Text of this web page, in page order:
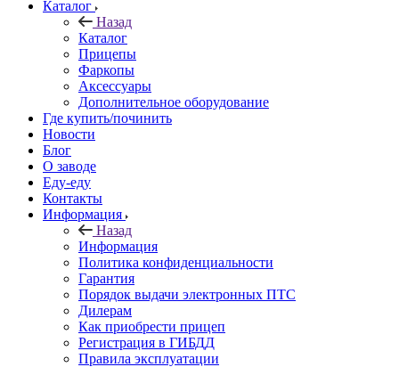
Каталог
Назад
Каталог
Прицепы
Фаркопы
Аксессуары
Дополнительное оборудование
Где купить/починить
Новости
Блог
О заводе
Еду-еду
Контакты
Информация
Назад
Информация
Политика конфиденциальности
Гарантия
Порядок выдачи электронных ПТС
Дилерам
Как приобрести прицеп
Регистрация в ГИБДД
Правила эксплуатации